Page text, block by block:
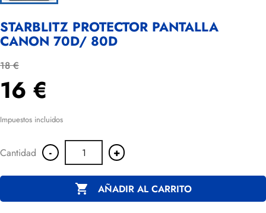
STARBLITZ PROTECTOR PANTALLA
CANON 70D/ 80D
18 €
16 €
Impuestos incluidos
Cantidad - +
 AÑADIR AL CARRITO